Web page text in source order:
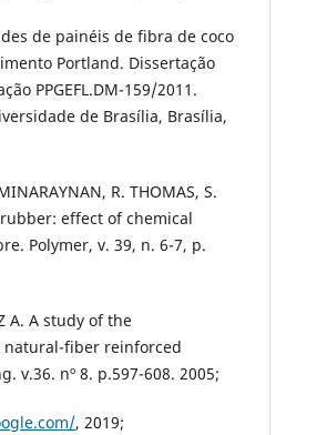
de painéis de fibra de coco
Portland. Dissertação
PPGEFL.DM-159/2011.
de Brasília, Brasília,
R. THOMAS, S.
effect of chemical
Polymer, v. 39, n. 6-7, p.
A. A study of the
fiber reinforced
v.36. nº 8. p.597-608. 2005;
, 2019;